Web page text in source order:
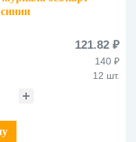
121.82 ₽
140 ₽
12 шт.